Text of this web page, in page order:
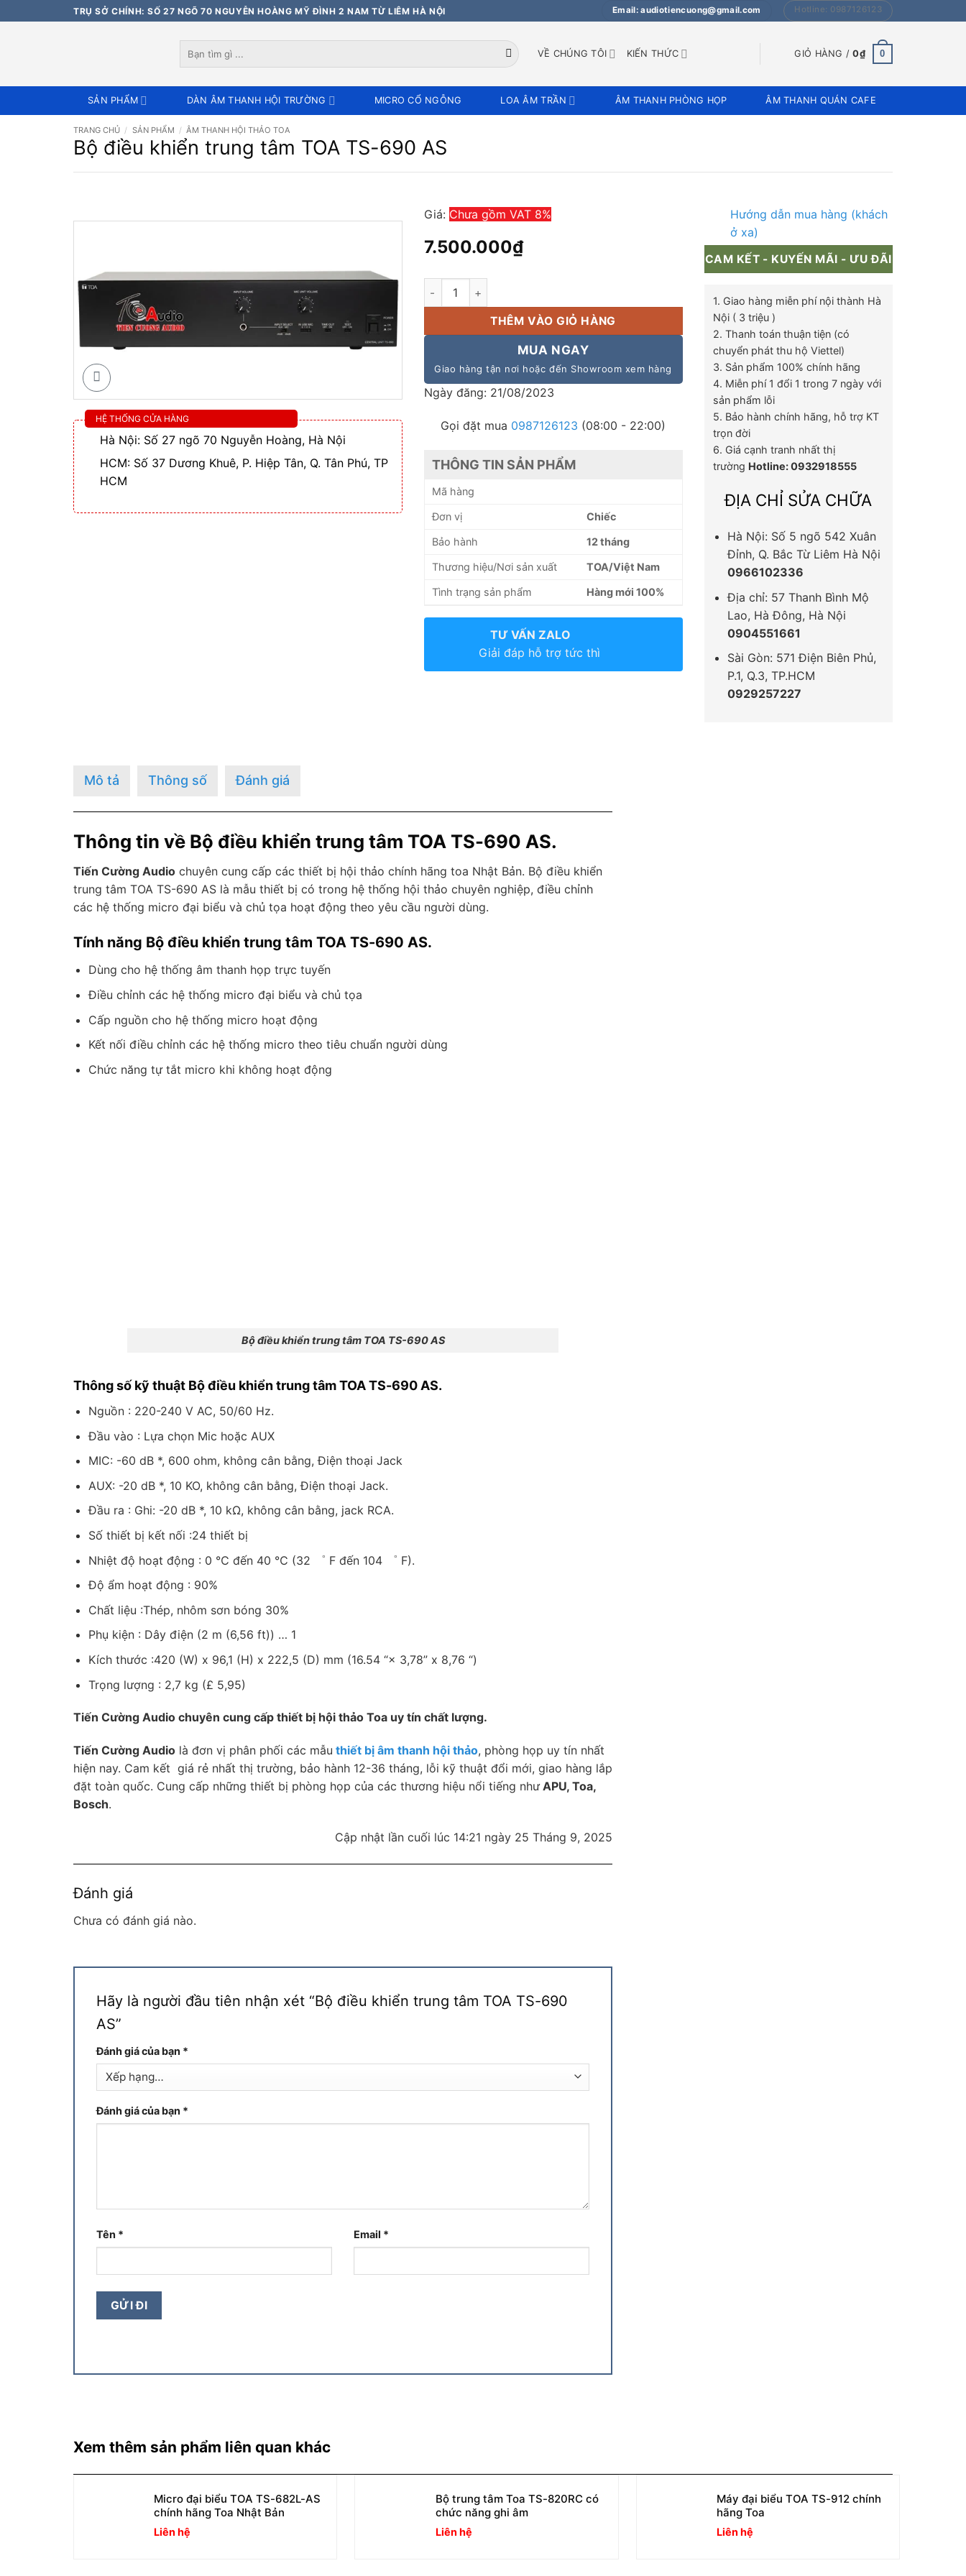
qua
TRỤ SỞ CHÍNH: SỐ 27 NGÕ 70 NGUYỄN HOÀNG MỸ ĐÌNH 2 NAM TỪ LIÊM HÀ NỘI Email: audiotiencuong@gmail.com Hotline: 0987126123
kiếm:
VỀ CHÚNG TÔI KIẾN THỨC GIỎ HÀNG /0₫ 0
SẢN PHẨM DÀN ÂM THANH HỘI TRƯỜNG MICRO CỔ NGỖNG LOA ÂM TRẦN ÂM THANH PHÒNG HỌP ÂM THANH QUÁN CAFE
TRANG CHỦ / SẢN PHẨM / ÂM THANH HỘI THẢO TOA
Bộ điều khiển trung tâm TOA TS-690 AS
HỆ THỐNG CỬA HÀNG
Hà Nội: Số 27 ngõ 70 Nguyễn Hoàng, Hà Nội
HCM: Số 37 Dương Khuê, P. Hiệp Tân, Q. Tân Phú, TP
HCM
Giá: Chưa gồm VAT 8%
7.500.000₫
Bộ điều khiển trung tâm TOA TS-690 AS số lượng
THÊM VÀO GIỎ HÀNG
MUA NGAY
Giao hàng tận nơi hoặc đến Showroom xem hàng
Ngày đăng: 21/08/2023
Gọi đặt mua 0987126123 (08:00 - 22:00)
THÔNG TIN SẢN PHẨM
Mã hàng
Đơn vị Chiếc
Bảo hành 12 tháng
Thương hiệu/Nơi sản xuất TOA/Việt Nam
Tình trạng sản phẩm Hàng mới 100%
TƯ VẤN ZALO
Giải đáp hỗ trợ tức thì
Hướng dẫn mua hàng (khách
ở xa)
CAM KẾT - KUYẾN MÃI - ƯU ĐÃI
1. Giao hàng miễn phí nội thành Hà
Nội ( 3 triệu )
2. Thanh toán thuận tiện (có
chuyển phát thu hộ Viettel)
3. Sản phẩm 100% chính hãng
4. Miễn phí 1 đổi 1 trong 7 ngày với
sản phẩm lỗi
5. Bảo hành chính hãng, hỗ trợ KT
trọn đời
6. Giá cạnh tranh nhất thị
trường Hotline: 0932918555
ĐỊA CHỈ SỬA CHỮA
Hà Nội: Số 5 ngõ 542 Xuân
Đỉnh, Q. Bắc Từ Liêm Hà Nội
0966102336
Địa chỉ: 57 Thanh Bình Mộ
Lao, Hà Đông, Hà Nội
0904551661
Sài Gòn: 571 Điện Biên Phủ,
P.1, Q.3, TP.HCM
0929257227
Mô tả Thông số Đánh giá
Thông tin về Bộ điều khiển trung tâm TOA TS-690 AS.
Tiến Cường Audio chuyên cung cấp các thiết bị hội thảo chính hãng toa Nhật Bản. Bộ điều khiển
trung tâm TOA TS-690 AS là mẫu thiết bị có trong hệ thống hội thảo chuyên nghiệp, điều chỉnh
các hệ thống micro đại biểu và chủ tọa hoạt động theo yêu cầu người dùng.
Tính năng Bộ điều khiển trung tâm TOA TS-690 AS.
Dùng cho hệ thống âm thanh họp trực tuyến
Điều chỉnh các hệ thống micro đại biểu và chủ tọa
Cấp nguồn cho hệ thống micro hoạt động
Kết nối điều chỉnh các hệ thống micro theo tiêu chuẩn người dùng
Chức năng tự tắt micro khi không hoạt động
Bộ điều khiển trung tâm TOA TS-690 AS
Thông số kỹ thuật Bộ điều khiển trung tâm TOA TS-690 AS.
Nguồn : 220-240 V AC, 50/60 Hz.
Đầu vào : Lựa chọn Mic hoặc AUX
MIC: -60 dB *, 600 ohm, không cân bằng, Điện thoại Jack
AUX: -20 dB *, 10 KO, không cân bằng, Điện thoại Jack.
Đầu ra : Ghi: -20 dB *, 10 kΩ, không cân bằng, jack RCA.
Số thiết bị kết nối :24 thiết bị
Nhiệt độ hoạt động : 0 ℃ đến 40 ℃ (32 ゜ F đến 104 ゜ F).
Độ ẩm hoạt động : 90%
Chất liệu :Thép, nhôm sơn bóng 30%
Phụ kiện : Dây điện (2 m (6,56 ft)) … 1
Kích thước :420 (W) x 96,1 (H) x 222,5 (D) mm (16.54 “× 3,78” x 8,76 “)
Trọng lượng : 2,7 kg (£ 5,95)
Tiến Cường Audio chuyên cung cấp thiết bị hội thảo Toa uy tín chất lượng.
Tiến Cường Audio là đơn vị phân phối các mẫu thiết bị âm thanh hội thảo, phòng họp uy tín nhất
hiện nay. Cam kết giá rẻ nhất thị trường, bảo hành 12-36 tháng, lỗi kỹ thuật đổi mới, giao hàng lắp
đặt toàn quốc. Cung cấp những thiết bị phòng họp của các thương hiệu nổi tiếng nhưAPU, Toa,
Bosch.
Cập nhật lần cuối lúc 14:21 ngày 25 Tháng 9, 2025
Đánh giá
Chưa có đánh giá nào.
Hãy là người đầu tiên nhận xét “Bộ điều khiển trung tâm TOA TS-690
AS”
Đánh giá của bạn *
Đánh giá của bạn *
Tên * Email *
Xem thêm sản phẩm liên quan khác
Micro đại biểu TOA TS-682L-AS
chính hãng Toa Nhật Bản
Liên hệ
Bộ trung tâm Toa TS-820RC có
chức năng ghi âm
Liên hệ
Máy đại biểu TOA TS-912 chính
hãng Toa
Liên hệ